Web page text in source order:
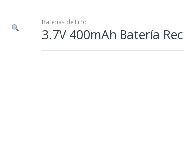
Baterías de LiPo
3.7V 400mAh Batería